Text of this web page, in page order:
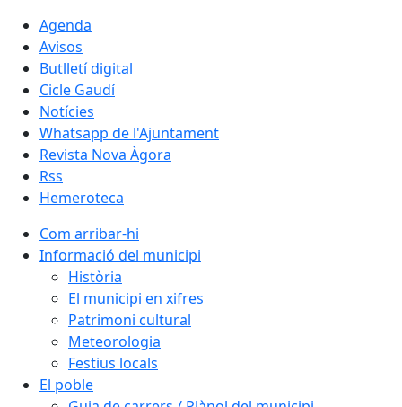
Agenda
Avisos
Butlletí digital
Cicle Gaudí
Notícies
Whatsapp de l'Ajuntament
Revista Nova Àgora
Rss
Hemeroteca
Com arribar-hi
Informació del municipi
Història
El municipi en xifres
Patrimoni cultural
Meteorologia
Festius locals
El poble